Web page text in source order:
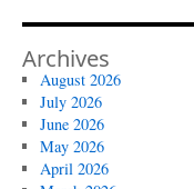
Archives
August 2026
July 2026
June 2026
May 2026
April 2026